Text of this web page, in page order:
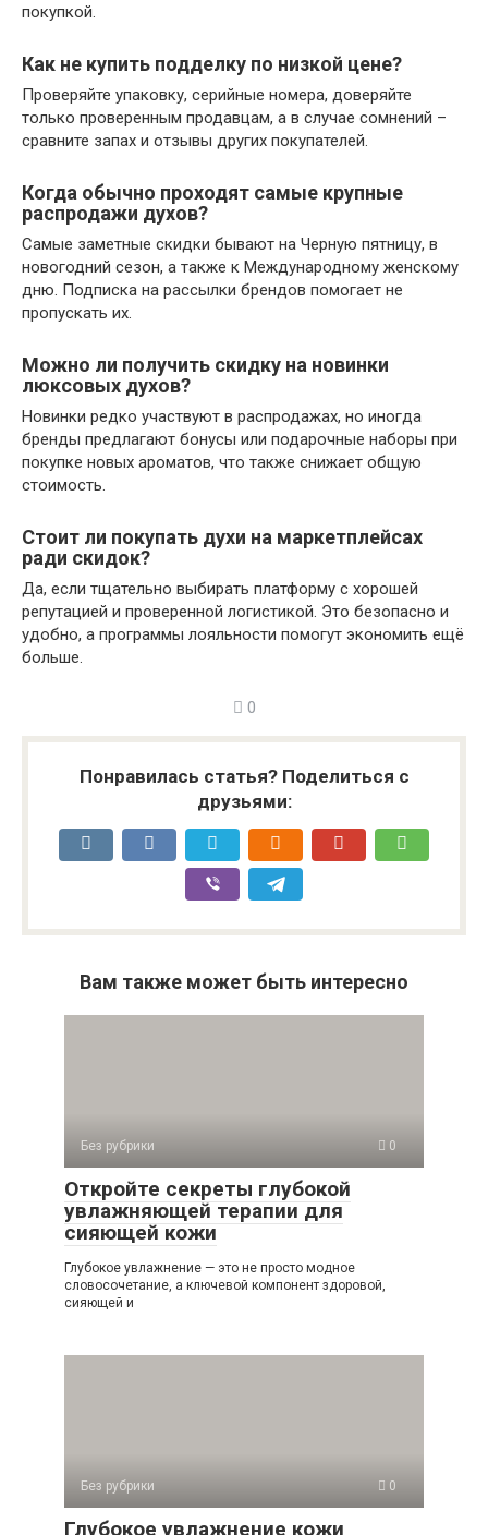
покупкой.
Как не купить подделку по низкой цене?
Проверяйте упаковку, серийные номера, доверяйте
только проверенным продавцам, а в случае сомнений –
сравните запах и отзывы других покупателей.
Когда обычно проходят самые крупные
распродажи духов?
Самые заметные скидки бывают на Черную пятницу, в
новогодний сезон, а также к Международному женскому
дню. Подписка на рассылки брендов помогает не
пропускать их.
Можно ли получить скидку на новинки
люксовых духов?
Новинки редко участвуют в распродажах, но иногда
бренды предлагают бонусы или подарочные наборы при
покупке новых ароматов, что также снижает общую
стоимость.
Стоит ли покупать духи на маркетплейсах
ради скидок?
Да, если тщательно выбирать платформу с хорошей
репутацией и проверенной логистикой. Это безопасно и
удобно, а программы лояльности помогут экономить ещё
больше.
0
Понравилась статья? Поделиться с
друзьями:
Вам также может быть интересно
Без рубрики 0
Откройте секреты глубокой
увлажняющей терапии для
сияющей кожи
Глубокое увлажнение — это не просто модное
словосочетание, а ключевой компонент здоровой,
сияющей и
Без рубрики 0
Глубокое увлажнение кожи